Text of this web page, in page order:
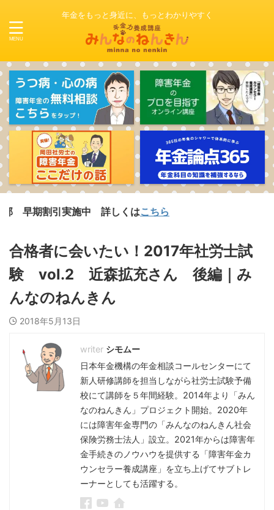
年金をもっと身近に、もっとわかりやすく
実施中 詳しくはこちら
合格者に会いたい！2017年社労士試
験 vol.2 近森拡充さん 後編｜み
んなのねんきん
2018年5月13日
シモムー
日本年金機構の年金相談コールセンターにて
新人研修講師を担当しながら社労士試験予備
校にて講師を５年間経験。2014年より「みん
なのねんきん」プロジェクト開始。2020年
には障害年金専門の「みんなのねんきん社会
保険労務士法人」設立。2021年からは障害年
金手続きのノウハウを提供する「障害年金カ
ウンセラー養成講座」を立ち上げてサブトレ
ーナーとしても活躍する。